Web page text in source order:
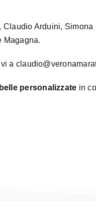
Arduini, Simona
Magagna.
a
personalizzate in